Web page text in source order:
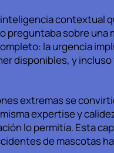
contextual
preguntaba sobre
la urgencia
disponibles, y
extremas se
expertise y
lo permitía. Esta
de mascotas